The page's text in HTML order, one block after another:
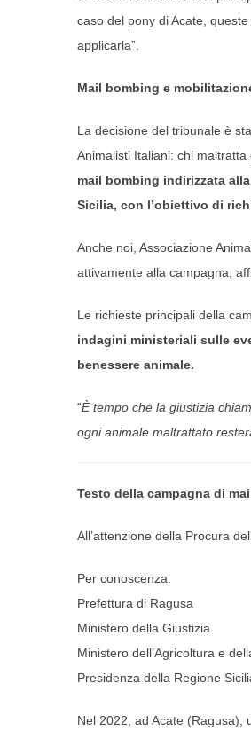
caso del pony di Acate,
applicarla”.
Mail bombing e
La decisione del tribunale è
Animalisti Italiani: chi
mail bombing indirizzata
Sicilia, con l’obiettivo di
Anche noi, Associazione
attivamente alla campagna,
Le richieste principali della
indagini ministeriali sulle
benessere animale.
“È tempo che la giustizia
ogni animale maltrattato
Testo della campagna di
All’attenzione della Procura
Per conoscenza:
Prefettura di Ragusa
Ministero della Giustizia
Ministero dell’Agricoltura e
Presidenza della Regione
Nel 2022, ad Acate (Ragusa),